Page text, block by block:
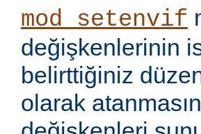
mod_setenvif
değişkenlerinin
belirttiğiniz
olarak